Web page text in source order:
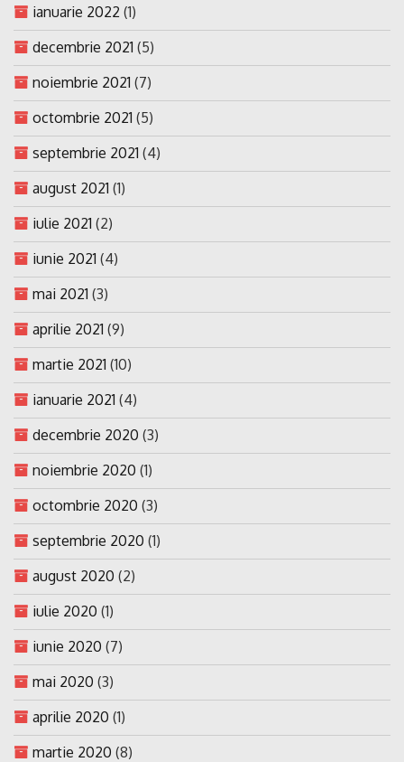
ianuarie 2022 (1)
decembrie 2021 (5)
noiembrie 2021 (7)
octombrie 2021 (5)
septembrie 2021 (4)
august 2021 (1)
iulie 2021 (2)
iunie 2021 (4)
mai 2021 (3)
aprilie 2021 (9)
martie 2021 (10)
ianuarie 2021 (4)
decembrie 2020 (3)
noiembrie 2020 (1)
octombrie 2020 (3)
septembrie 2020 (1)
august 2020 (2)
iulie 2020 (1)
iunie 2020 (7)
mai 2020 (3)
aprilie 2020 (1)
martie 2020 (8)